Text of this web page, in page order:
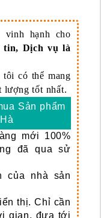
vinh hạnh cho
tin, Dịch vụ là
có thể mang
lượng tốt nhất.
Sản phẩm
mới 100%
đã qua sử
của nhà sản
thị.Chỉ cần
gian, đưa tới